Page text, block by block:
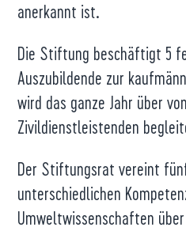
anerkannt ist.
Die Stiftung beschäftigt 5
Auszubildende zur
wird das ganze Jahr über
Zivildienstleistenden
Der Stiftungsrat vereint
unterschiedlichen
Umweltwissenschaften